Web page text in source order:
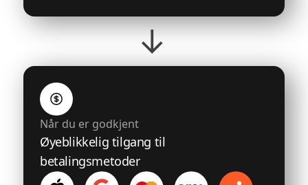
→
Når du er godkjent
Øyeblikkelig tilgang til
betalingsmetoder